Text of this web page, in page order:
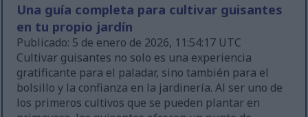
Una guía completa para cultivar guisantes
en tu propio jardín
Publicado: 5 de enero de 2026, 11:54:17 UTC
Cultivar guisantes no solo es una experiencia
gratificante para el paladar, sino también para el
bolsillo y la confianza en la jardinería. Al ser uno de
los primeros cultivos que se pueden plantar en